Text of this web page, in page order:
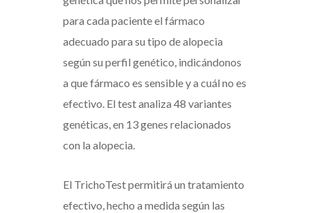
para cada paciente el fármaco
adecuado para su tipo de alopecia
según su perfil genético, indicándonos
a que fármaco es sensible y a cuál no es
efectivo. El test analiza 48 variantes
genéticas, en 13 genes relacionados
con la alopecia.
El TrichoTest permitirá un tratamiento
efectivo, hecho a medida según las